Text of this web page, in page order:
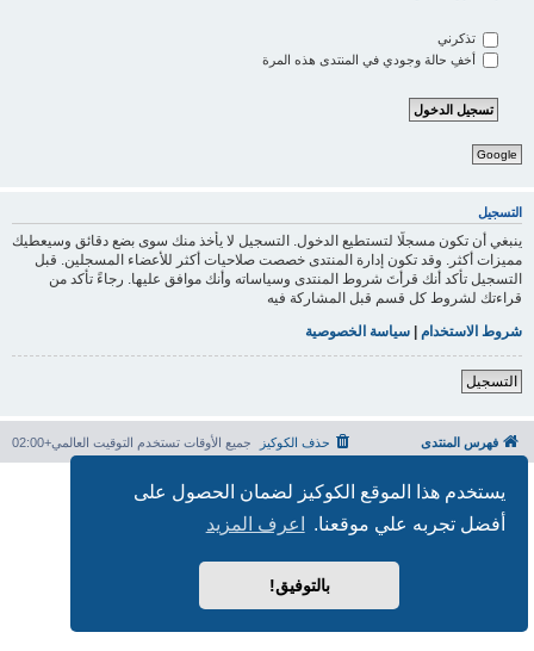
يستخدم هذا الموقع الكوكيز لضمان الحصول على
أفضل تجربه علي موقعنا.
اعرف المزيد
بالتوفيق!
تذكرني
أخفِ حالة وجودي في المنتدى هذه المرة
Google
التسجيل
ينبغي أن تكون مسجلًا لتستطيع الدخول. التسجيل لا يأخذ منك سوى بضع دقائق وسيعطيك
مميزات أكثر. وقد تكون إدارة المنتدى خصصت صلاحيات أكثر للأعضاء المسجلين. قبل
التسجيل تأكد أنك قرأتَ شروط المنتدى وسياساته وأنك موافق عليها. رجاءً تأكد من
قراءتك لشروط كل قسم قبل المشاركة فيه
شروط الاستخدام | سياسة الخصوصية
التسجيل
فهرس المنتدى جميع الأوقات تستخدم التوقيت العالمي+02:00 حذف الكوكيز
بدعم من phpBB
® Forum Software © phpBB Limited
الترجمة برعاية
المنتديات العربية
الخصوصية| الشروط